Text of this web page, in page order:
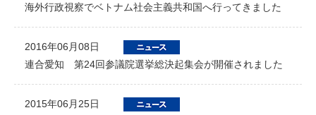
海外行政視察でベトナム社会主義共和国へ行ってきました
2016年06月08日
連合愛知 第24回参議院選挙総決起集会が開催されました
2015年06月25日